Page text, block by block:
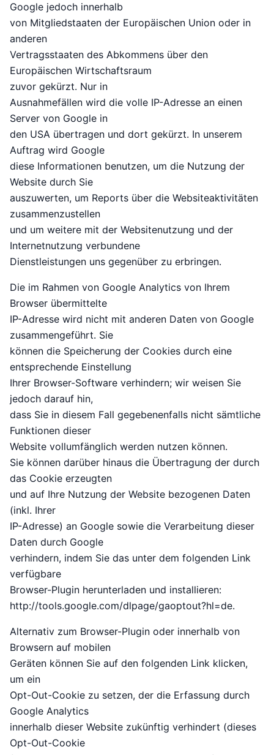
Google jedoch innerhalb
von Mitgliedstaaten der Europäischen Union oder in
anderen
Vertragsstaaten des Abkommens über den
Europäischen Wirtschaftsraum
zuvor gekürzt. Nur in
Ausnahmefällen wird die volle IP-Adresse an einen
Server von Google in
den USA übertragen und dort gekürzt. In unserem
Auftrag wird Google
diese Informationen benutzen, um die Nutzung der
Website durch Sie
auszuwerten, um Reports über die Websiteaktivitäten
zusammenzustellen
und um weitere mit der Websitenutzung und der
Internetnutzung verbundene
Dienstleistungen uns gegenüber zu erbringen.
Die im Rahmen von Google Analytics von Ihrem
Browser übermittelte
IP-Adresse wird nicht mit anderen Daten von Google
zusammengeführt. Sie
können die Speicherung der Cookies durch eine
entsprechende Einstellung
Ihrer Browser-Software verhindern; wir weisen Sie
jedoch darauf hin,
dass Sie in diesem Fall gegebenenfalls nicht sämtliche
Funktionen dieser
Website vollumfänglich werden nutzen können.
Sie können darüber hinaus die Übertragung der durch
das Cookie erzeugten
und auf Ihre Nutzung der Website bezogenen Daten
(inkl. Ihrer
IP-Adresse) an Google sowie die Verarbeitung dieser
Daten durch Google
verhindern, indem Sie das unter dem folgenden Link
verfügbare
Browser-Plugin herunterladen und installieren:
http://tools.google.com/dlpage/gaoptout?hl=de.
Alternativ zum Browser-Plugin oder innerhalb von
Browsern auf mobilen
Geräten können Sie auf den folgenden Link klicken,
um ein
Opt-Out-Cookie zu setzen, der die Erfassung durch
Google Analytics
innerhalb dieser Website zukünftig verhindert (dieses
Opt-Out-Cookie